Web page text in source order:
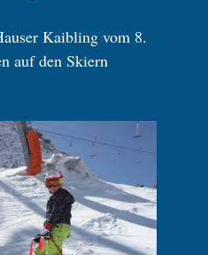
Kaibling vom 8.
auf den Skiern